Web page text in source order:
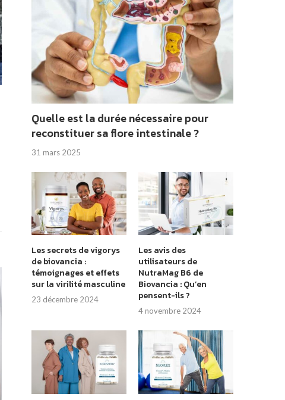
Quelle est la durée nécessaire pour
reconstituer sa flore intestinale ?
31 mars 2025
Les secrets de vigorys
de biovancia :
témoignages et effets
sur la virilité masculine
23 décembre 2024
Les avis des
utilisateurs de
NutraMag B6 de
Biovancia : Qu’en
pensent-ils ?
4 novembre 2024